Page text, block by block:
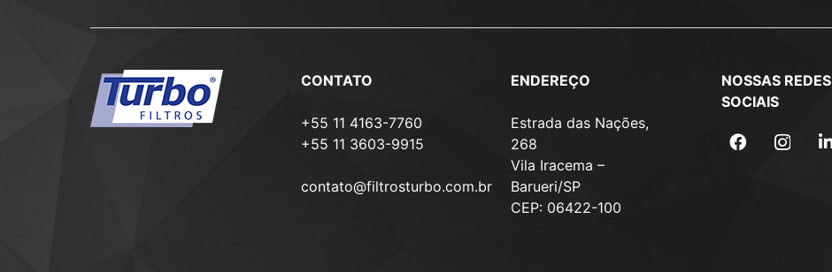
CONTATO
+55 11 4163-7760
+55 11 3603-9915
contato@filtrosturbo.com.br
ENDEREÇO
Estrada das Nações,
268
Vila Iracema –
Barueri/SP
CEP: 06422-100
NOSSAS REDES
SOCIAIS